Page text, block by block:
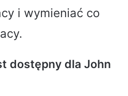
i wymieniać co
dostępny dla John